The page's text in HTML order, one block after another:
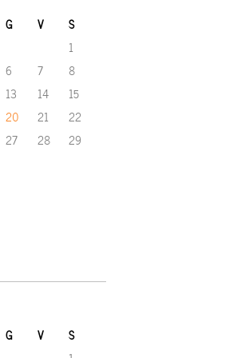
G V S
1
6 7
8
13 14
15
20 21
22
27 28
29
G V S